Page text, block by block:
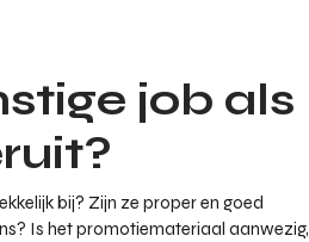
job als
bij? Zijn ze proper en goed
Is het promotiemateriaal aanwezig,